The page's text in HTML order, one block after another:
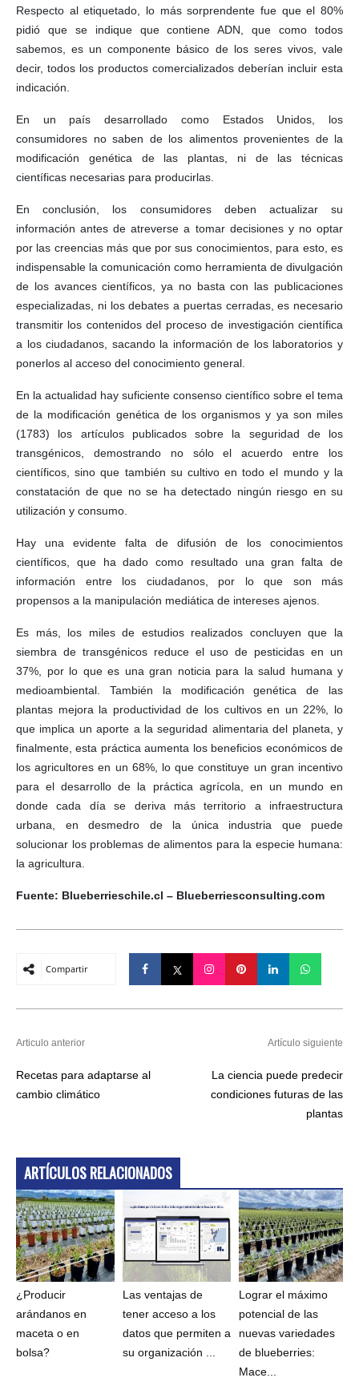
Respecto al etiquetado, lo más sorprendente fue que el 80%
pidió que se indique que contiene ADN, que como todos
sabemos, es un componente básico de los seres vivos, vale
decir, todos los productos comercializados deberían incluir esta
indicación.
En un país desarrollado como Estados Unidos, los
consumidores no saben de los alimentos provenientes de la
modificación genética de las plantas, ni de las técnicas
científicas necesarias para producirlas.
En conclusión, los consumidores deben actualizar su
información antes de atreverse a tomar decisiones y no optar
por las creencias más que por sus conocimientos, para esto, es
indispensable la comunicación como herramienta de divulgación
de los avances científicos, ya no basta con las publicaciones
especializadas, ni los debates a puertas cerradas, es necesario
transmitir los contenidos del proceso de investigación científica
a los ciudadanos, sacando la información de los laboratorios y
ponerlos al acceso del conocimiento general.
En la actualidad hay suficiente consenso científico sobre el tema
de la modificación genética de los organismos y ya son miles
(1783) los artículos publicados sobre la seguridad de los
transgénicos, demostrando no sólo el acuerdo entre los
científicos, sino que también su cultivo en todo el mundo y la
constatación de que no se ha detectado ningún riesgo en su
utilización y consumo.
Hay una evidente falta de difusión de los conocimientos
científicos, que ha dado como resultado una gran falta de
información entre los ciudadanos, por lo que son más
propensos a la manipulación mediática de intereses ajenos.
Es más, los miles de estudios realizados concluyen que la
siembra de transgénicos reduce el uso de pesticidas en un
37%, por lo que es una gran noticia para la salud humana y
medioambiental. También la modificación genética de las
plantas mejora la productividad de los cultivos en un 22%, lo
que implica un aporte a la seguridad alimentaria del planeta, y
finalmente, esta práctica aumenta los beneficios económicos de
los agricultores en un 68%, lo que constituye un gran incentivo
para el desarrollo de la práctica agrícola, en un mundo en
donde cada día se deriva más territorio a infraestructura
urbana, en desmedro de la única industria que puede
solucionar los problemas de alimentos para la especie humana:
la agricultura.
Fuente: Blueberrieschile.cl – Blueberriesconsulting.com
Compartir
Articulo anterior
Recetas para adaptarse al
cambio climático
Artículo siguiente
La ciencia puede predecir
condiciones futuras de las
plantas
ARTÍCULOS RELACIONADOS
¿Producir
arándanos en
maceta o en
bolsa?
Las ventajas de
tener acceso a los
datos que permiten a
su organización ...
Lograr el máximo
potencial de las
nuevas variedades
de blueberries:
Mace...